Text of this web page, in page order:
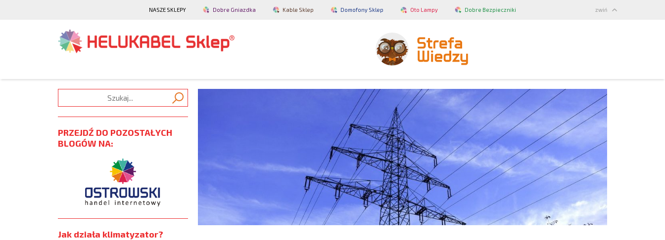
NASZE SKLEPY Dobre Gniazdka Kable Sklep Domofony Sklep Oto Lampy Dobre Bezpieczniki zwiń
PRZEJDŹ DO POZOSTAŁYCH
BLOGÓW NA:
Jak działa klimatyzator?